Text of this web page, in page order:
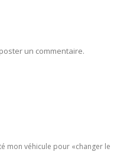
un commentaire.
mon véhicule pour «changer le